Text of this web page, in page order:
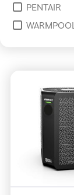
PENTAIR
WARMPOOL